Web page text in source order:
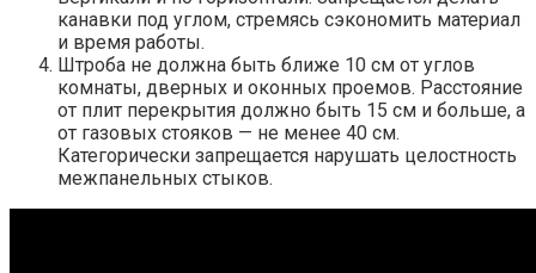
канавки под углом, стремясь сэкономить материал
и время работы.
Штроба не должна быть ближе 10 см от углов
комнаты, дверных и оконных проемов. Расстояние
от плит перекрытия должно быть 15 см и больше, а
от газовых стояков — не менее 40 см.
Категорически запрещается нарушать целостность
межпанельных стыков.